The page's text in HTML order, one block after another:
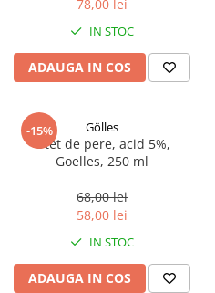
Ulei Huilerie Beaujolaise
Ulei Huileries du Berry
Uleiuri aromatizate
Ulei Wiberg Gastro
78,00 lei
IN STOC
ADAUGA IN COS
-15% Gölles
Otet de pere, acid 5%,
Goelles, 250 ml
68,00 lei
58,00 lei
IN STOC
ADAUGA IN COS